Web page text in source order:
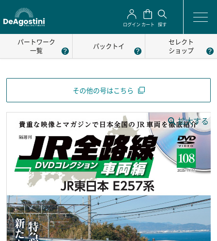
ログイン カート 探す
パートワーク
一覧
パックトイ
セレクト
ショップ
その他の号はこちら